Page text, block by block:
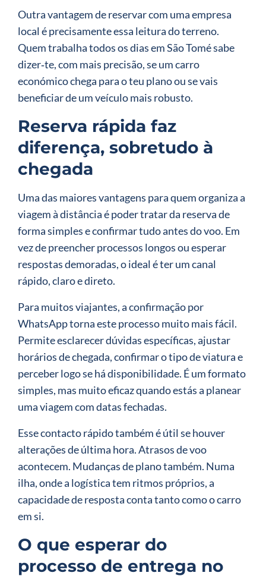
Outra vantagem de reservar com uma empresa
local é precisamente essa leitura do terreno.
Quem trabalha todos os dias em São Tomé sabe
dizer‑te, com mais precisão, se um carro
económico chega para o teu plano ou se vais
beneficiar de um veículo mais robusto.
Reserva rápida faz
diferença, sobretudo à
chegada
Uma das maiores vantagens para quem organiza a
viagem à distância é poder tratar da reserva de
forma simples e confirmar tudo antes do voo. Em
vez de preencher processos longos ou esperar
respostas demoradas, o ideal é ter um canal
rápido, claro e direto.
Para muitos viajantes, a confirmação por
WhatsApp torna este processo muito mais fácil.
Permite esclarecer dúvidas específicas, ajustar
horários de chegada, confirmar o tipo de viatura e
perceber logo se há disponibilidade. É um formato
simples, mas muito eficaz quando estás a planear
uma viagem com datas fechadas.
Esse contacto rápido também é útil se houver
alterações de última hora. Atrasos de voo
acontecem. Mudanças de plano também. Numa
ilha, onde a logística tem ritmos próprios, a
capacidade de resposta conta tanto como o carro
em si.
O que esperar do
processo de entrega no